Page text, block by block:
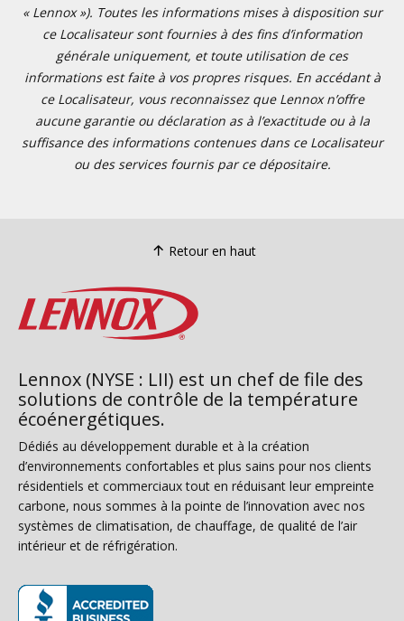
« Lennox »). Toutes les informations mises à disposition sur
ce Localisateur sont fournies à des fins d’information
générale uniquement, et toute utilisation de ces
informations est faite à vos propres risques. En accédant à
ce Localisateur, vous reconnaissez que Lennox n’offre
aucune garantie ou déclaration as à l’exactitude ou à la
suffisance des informations contenues dans ce Localisateur
ou des services fournis par ce dépositaire.
Retour en haut
Lennox (NYSE : LII) est un chef de file des
solutions de contrôle de la température
écoénergétiques.
Dédiés au développement durable et à la création
d’environnements confortables et plus sains pour nos clients
résidentiels et commerciaux tout en réduisant leur empreinte
carbone, nous sommes à la pointe de l’innovation avec nos
systèmes de climatisation, de chauffage, de qualité de l’air
intérieur et de réfrigération.